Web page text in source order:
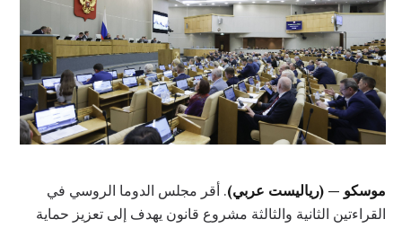
موسكو — (رياليست عربي). أقر مجلس الدوما الروسي في
القراءتين الثانية والثالثة مشروع قانون يهدف إلى تعزيز حماية